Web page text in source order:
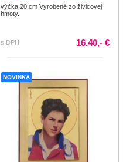
výčka 20 cm Vyrobené zo živicovej
hmoty.
s DPH 16.40,- €
NOVINKA